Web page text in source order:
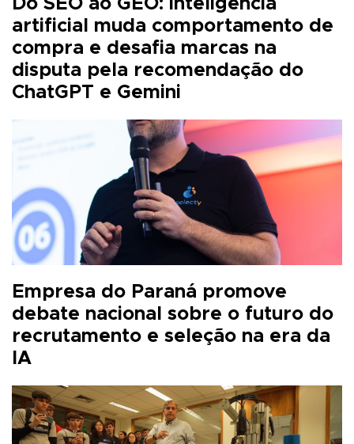
Do SEO ao GEO: inteligência
artificial muda comportamento de
compra e desafia marcas na
disputa pela recomendação do
ChatGPT e Gemini
Empresa do Paraná promove
debate nacional sobre o futuro do
recrutamento e seleção na era da
IA